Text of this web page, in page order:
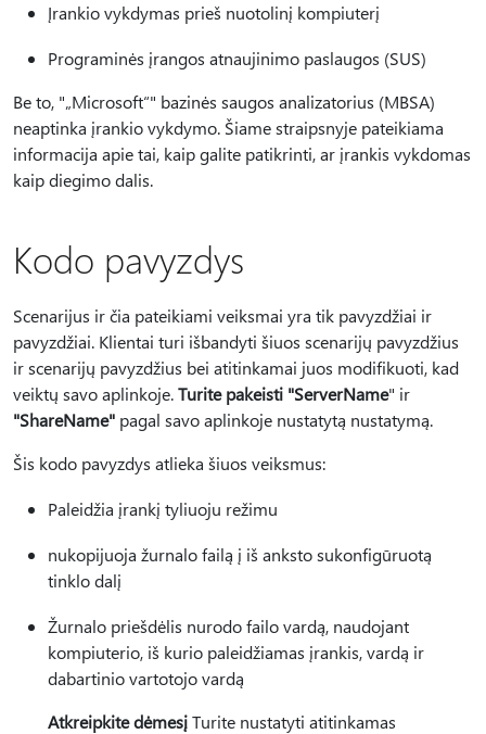
Įrankio vykdymas prieš nuotolinį kompiuterį
Programinės įrangos atnaujinimo paslaugos (SUS)
Be to, "„Microsoft“" bazinės saugos analizatorius (MBSA)
neaptinka įrankio vykdymo. Šiame straipsnyje pateikiama
informacija apie tai, kaip galite patikrinti, ar įrankis vykdomas
kaip diegimo dalis.
Kodo pavyzdys
Scenarijus ir čia pateikiami veiksmai yra tik pavyzdžiai ir
pavyzdžiai. Klientai turi išbandyti šiuos scenarijų pavyzdžius
ir scenarijų pavyzdžius bei atitinkamai juos modifikuoti, kad
veiktų savo aplinkoje.Turite pakeisti "ServerName" ir
"ShareName" pagal savo aplinkoje nustatytą nustatymą.
Šis kodo pavyzdys atlieka šiuos veiksmus:
Paleidžia įrankį tyliuoju režimu
nukopijuoja žurnalo failą į iš anksto sukonfigūruotą
tinklo dalį
Žurnalo priešdėlis nurodo failo vardą, naudojant
kompiuterio, iš kurio paleidžiamas įrankis, vardą ir
dabartinio vartotojo vardą
Atkreipkite dėmesįTurite nustatyti atitinkamas